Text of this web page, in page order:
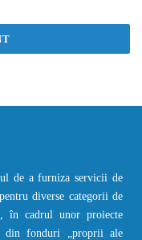
de a furniza servicii de
diverse categorii de
în cadrul unor proiecte
din fonduri „proprii ale